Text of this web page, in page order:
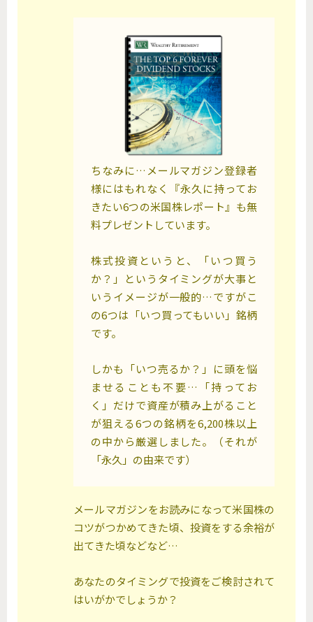
ちなみに…メールマガジン登録者
様にはもれなく『永久に持ってお
きたい6つの米国株レポート』も無
料プレゼントしています。
株式投資というと、「いつ買う
か？」というタイミングが大事と
いうイメージが一般的…ですがこ
の6つは「いつ買ってもいい」銘柄
です。
しかも「いつ売るか？」に頭を悩
ませることも不要…「持ってお
く」だけで資産が積み上がること
が狙える6つの銘柄を6,200株以上
の中から厳選しました。（それが
「永久」の由来です）
メールマガジンをお読みになって米国株の
コツがつかめてきた頃、投資をする余裕が
出てきた頃などなど…
あなたのタイミングで投資をご検討されて
はいがかでしょうか？